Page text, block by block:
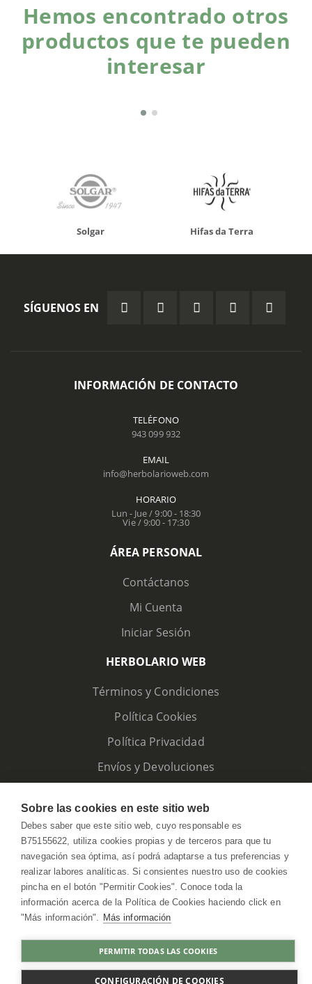
COMPRAR
Hemos encontrado otros
productos que te pueden
interesar
Solgar Hifas da Terra
SÍGUENOS EN
INFORMACIÓN DE CONTACTO
TELÉFONO
943 099 932
EMAIL
info@herbolarioweb.com
HORARIO
Lun - Jue / 9:00 - 18:30
Vie / 9:00 - 17:30
ÁREA PERSONAL
Contáctanos
Mi Cuenta
Iniciar Sesión
HERBOLARIO WEB
Términos y Condiciones
Política Cookies
Política Privacidad
Envíos y Devoluciones
HerbolarioWeb © 2026. All Rights Reserved
Sobre las cookies en este sitio web
Debes saber que este sitio web, cuyo responsable es
B75155622, utiliza cookies propias y de terceros para que tu
navegación sea óptima, así podrá adaptarse a tus preferencias y
realizar labores analíticas. Si consientes nuestro uso de cookies
pincha en el botón "Permitir Cookies". Conoce toda la
información acerca de la Política de Cookies haciendo click en
"Más información". Más información
PERMITIR TODAS LAS COOKIES
CONFIGURACIÓN DE COOKIES